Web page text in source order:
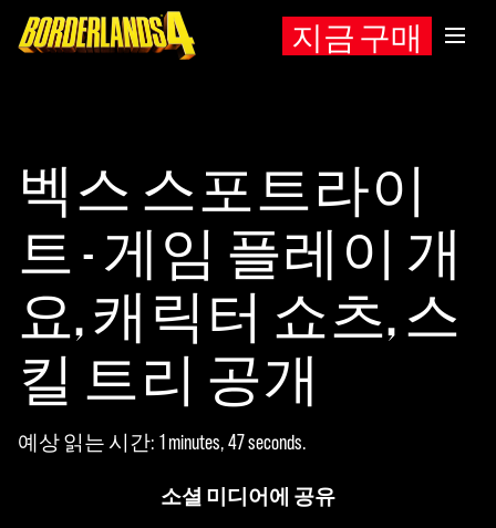
지금 구매
벡스 스포트라이
트 - 게임 플레이 개
요, 캐릭터 쇼츠, 스
킬 트리 공개
예상 읽는 시간 1 minutes, 47 seconds
소셜 미디어에 공유